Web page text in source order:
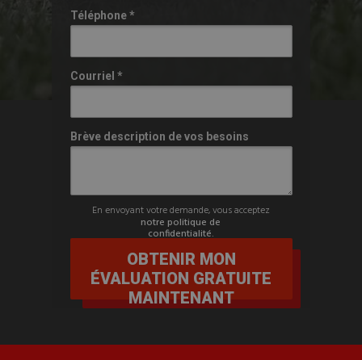
Téléphone *
Courriel *
Brève description de vos besoins
OBTENIR MON
ÉVALUATION GRATUITE
MAINTENANT
En envoyant votre demande, vous acceptez
notre politique de
confidentialité.